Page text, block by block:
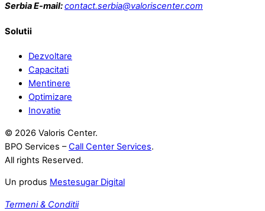
SerbiaE-mail:contact.serbia@valoriscenter.com
Solutii
Dezvoltare
Capacitati
Mentinere
Optimizare
Inovatie
© 2026 Valoris Center.
BPO Services –Call Center Services.
All rights Reserved.
Un produs Mestesugar Digital
Termeni & Conditii